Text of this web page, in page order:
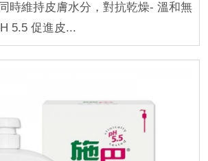
時維持皮膚水分，對抗乾燥- 溫和無
5.5 促進皮...